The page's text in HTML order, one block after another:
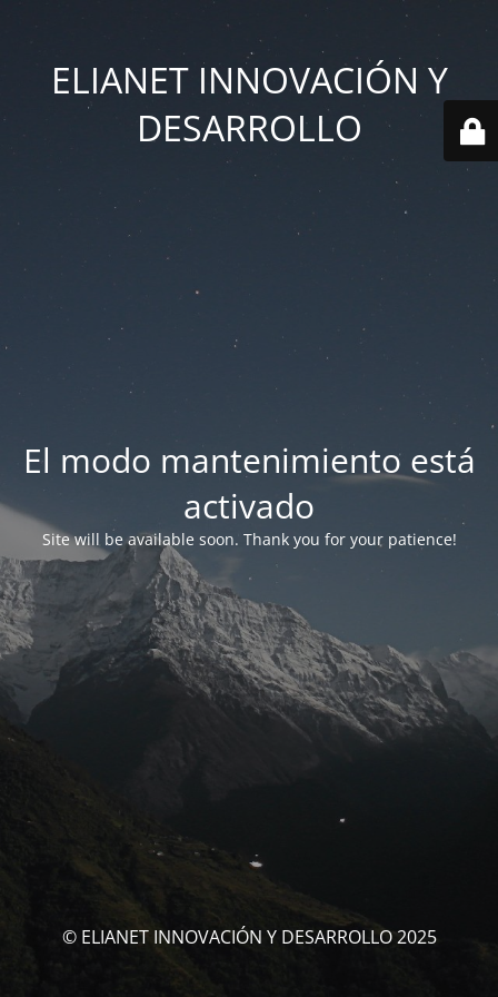
ELIANET INNOVACIÓN Y
DESARROLLO
El modo mantenimiento está
activado
Site will be available soon. Thank you for your patience!
© ELIANET INNOVACIÓN Y DESARROLLO 2025